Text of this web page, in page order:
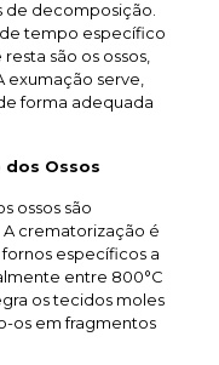
decomposição.
tempo específico
são os ossos,
exumação serve,
forma adequada
dos Ossos
ossos são
. A crematorização é
específicos a
entre 800°C
os tecidos moles
os em fragmentos